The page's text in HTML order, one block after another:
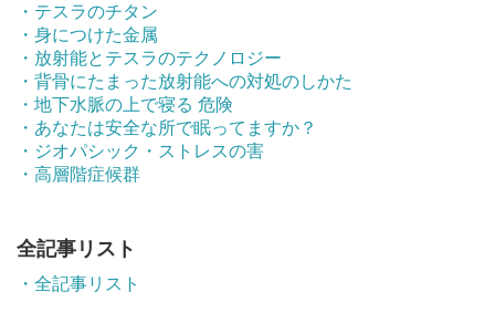
・テスラのチタン
・身につけた金属
・放射能とテスラのテクノロジー
・背骨にたまった放射能への対処のしかた
・地下水脈の上で寝る 危険
・あなたは安全な所で眠ってますか？
・ジオパシック・ストレスの害
・高層階症候群
全記事リスト
・全記事リスト